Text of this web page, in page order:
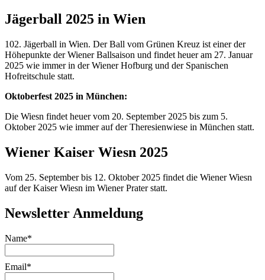
Jägerball 2025 in Wien
102. Jägerball in Wien. Der Ball vom Grünen Kreuz ist einer der
Höhepunkte der Wiener Ballsaison und findet heuer am 27. Januar
2025 wie immer in der Wiener Hofburg und der Spanischen
Hofreitschule statt.
Oktoberfest 2025 in München:
Die Wiesn findet heuer vom 20. September 2025 bis zum 5.
Oktober 2025 wie immer auf der Theresienwiese in München statt.
Wiener Kaiser Wiesn 2025
Vom 25. September bis 12. Oktober 2025 findet die Wiener Wiesn
auf der Kaiser Wiesn im Wiener Prater statt.
Newsletter Anmeldung
Name*
Email*